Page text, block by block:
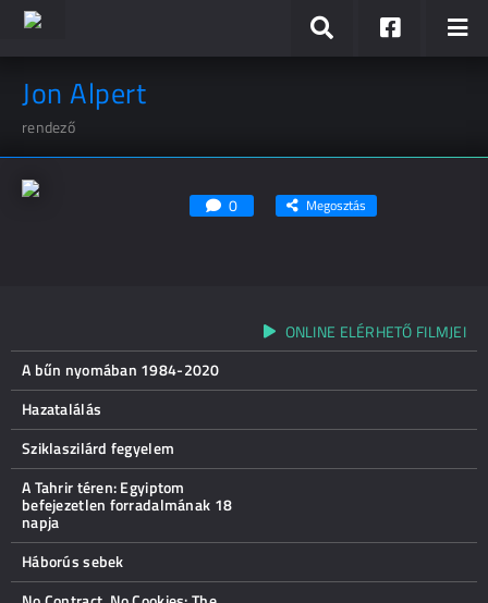
Jon Alpert
rendező
0 Megosztás
ONLINE ELÉRHETŐ FILMJEI
A bűn nyomában 1984-2020
Hazatalálás
Sziklaszilárd fegyelem
A Tahrir téren: Egyiptom
befejezetlen forradalmának 18
napja
Háborús sebek